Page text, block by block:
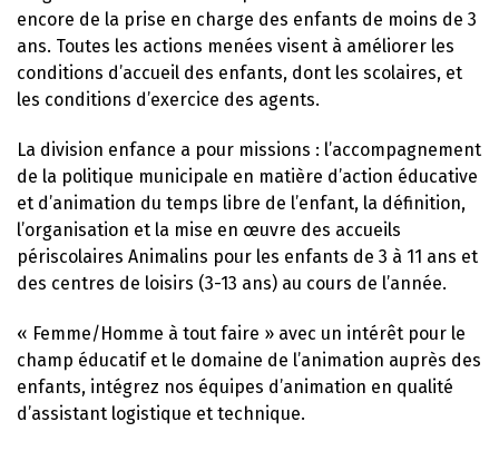
encore de la prise en charge des enfants de moins de 3
ans. Toutes les actions menées visent à améliorer les
conditions d’accueil des enfants, dont les scolaires, et
les conditions d’exercice des agents.
La division enfance a pour missions : l’accompagnement
de la politique municipale en matière d’action éducative
et d’animation du temps libre de l’enfant, la définition,
l’organisation et la mise en œuvre des accueils
périscolaires Animalins pour les enfants de 3 à 11 ans et
des centres de loisirs (3-13 ans) au cours de l’année.
« Femme/Homme à tout faire » avec un intérêt pour le
champ éducatif et le domaine de l’animation auprès des
enfants, intégrez nos équipes d’animation en qualité
d’assistant logistique et technique.